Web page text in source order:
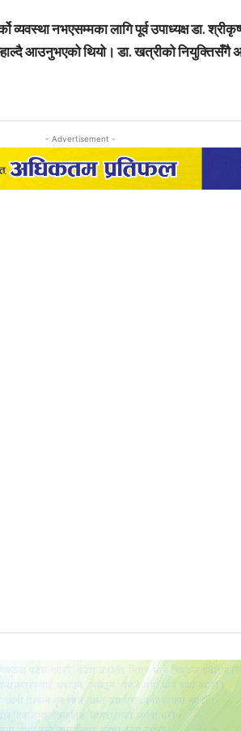
व्यवस्था नभएसम्मका लागि पूर्व उपाध्यक्ष डा.
आउनुभएको थियो। डा. खत्रीको
- Advertisement -